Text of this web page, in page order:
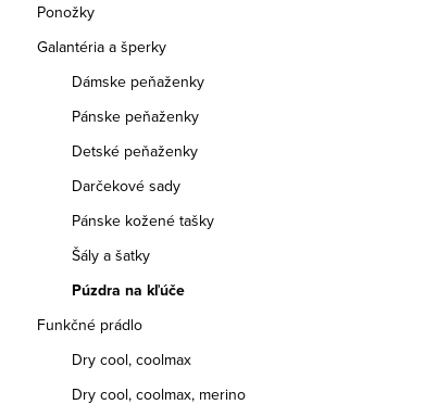
Ponožky
Galantéria a šperky
Dámske peňaženky
Pánske peňaženky
Detské peňaženky
Darčekové sady
Pánske kožené tašky
Šály a šatky
Púzdra na kľúče
Funkčné prádlo
Dry cool, coolmax
Dry cool, coolmax, merino